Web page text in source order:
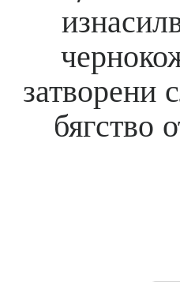
затворени
бягство